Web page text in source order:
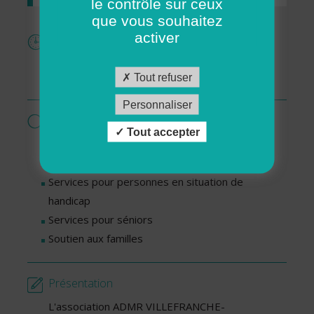
Lundi : De 14h00 à 17h00
Jeudi : De 14h00 à 17h00
Services proposés par cette association
Garde d’enfants à domicile
Services pour personnes en situation de
handicap
Services pour séniors
Soutien aux familles
Présentation
L'association ADMR VILLEFRANCHE-
le contrôle sur ceux
que vous souhaitez
activer
Tout refuser
Personnaliser
Tout accepter